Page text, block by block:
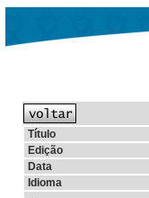
Título
Edição
Data
Idioma